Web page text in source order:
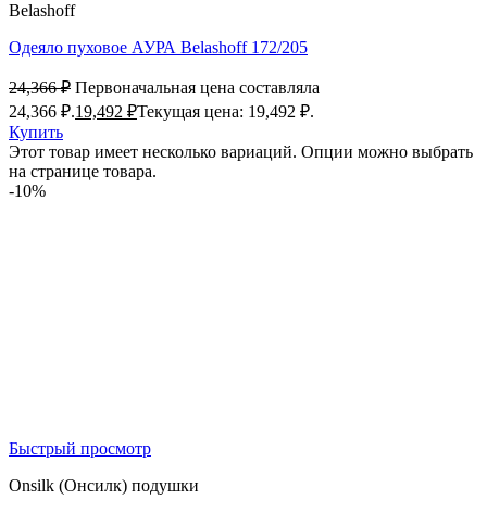
Belashoff
Одеяло пуховое АУРА Belashoff 172/205
24,366₽ Первоначальная цена составляла
24,366 ₽.19,492 ₽Текущая цена: 19,492 ₽.
Купить
Этот товар имеет несколько вариаций. Опции можно выбрать
на странице товара.
-10%
Быстрый просмотр
Onsilk (Онсилк) подушки